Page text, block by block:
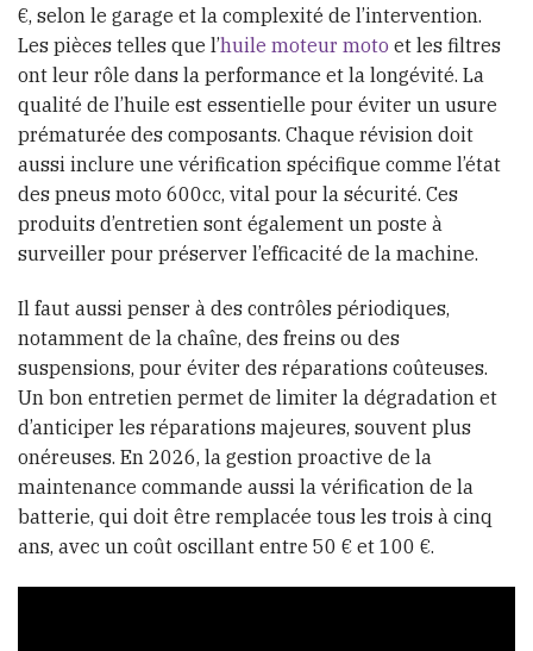
€, selon le garage et la complexité de l’intervention.
Les pièces telles que l’huile moteur moto et les filtres
ont leur rôle dans la performance et la longévité. La
qualité de l’huile est essentielle pour éviter un usure
prématurée des composants. Chaque révision doit
aussi inclure une vérification spécifique comme l’état
des pneus moto 600cc, vital pour la sécurité. Ces
produits d’entretien sont également un poste à
surveiller pour préserver l’efficacité de la machine.
Il faut aussi penser à des contrôles périodiques,
notamment de la chaîne, des freins ou des
suspensions, pour éviter des réparations coûteuses.
Un bon entretien permet de limiter la dégradation et
d’anticiper les réparations majeures, souvent plus
onéreuses. En 2026, la gestion proactive de la
maintenance commande aussi la vérification de la
batterie, qui doit être remplacée tous les trois à cinq
ans, avec un coût oscillant entre 50 € et 100 €.